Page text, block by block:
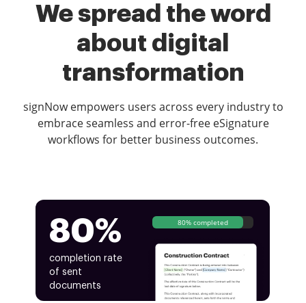
We spread the word
about digital
transformation
signNow empowers users across every industry to
embrace seamless and error-free eSignature
workflows for better business outcomes.
80%
completion rate
of sent
documents
80% completed